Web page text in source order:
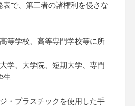
で、第三者の諸権利を侵さな
等学校、高等専門学校等に所
学、大学院、短期大学、専門
生
・プラスチックを使用した手